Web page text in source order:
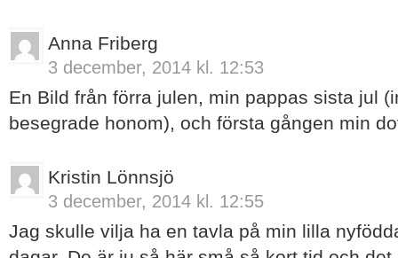
Anna Friberg
3 december, 2014 kl. 12:53
En Bild från förra julen, min pappas sista jul
besegrade honom), och första gången min
Kristin Lönnsjö
3 december, 2014 kl. 12:55
Jag skulle vilja ha en tavla på min lilla